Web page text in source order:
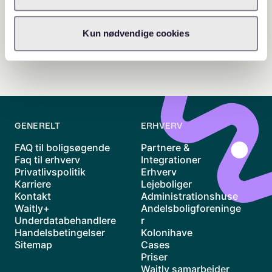
Kun nødvendige cookies
GENERELT
FAQ til boligsøgende
Faq til erhverv
Privatlivspolitik
Karriere
Kontakt
Waitly+
Underdatabehandlere
Handelsbetingelser
Sitemap
ERHVERV
Partnere &
Integrationer
Erhverv
Lejeboliger
Administrationshuse
Andelsboligforeninge
r
Kolonihave
Cases
Priser
Waitly samarbejder